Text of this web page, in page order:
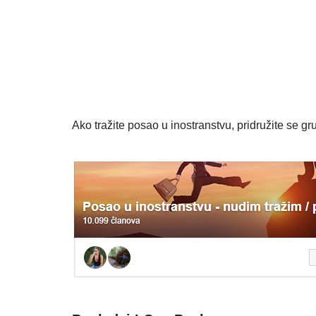
Ako tražite posao u inostranstvu, pridružite se